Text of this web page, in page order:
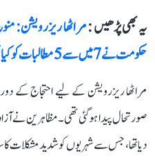
یہ بھی پڑھیں :مراٹھا ریزرویشن:
حکومت نے 7 میں سے 5 مطالبات کو کیا قبول
مراٹھا ریزرویشن کے لیے احتجاج کے
صورتحال پیدا ہوگئی تھی۔ مظاہرین نے
دیا تھا، جس سے شہریوں کو شدید مشکلات کا